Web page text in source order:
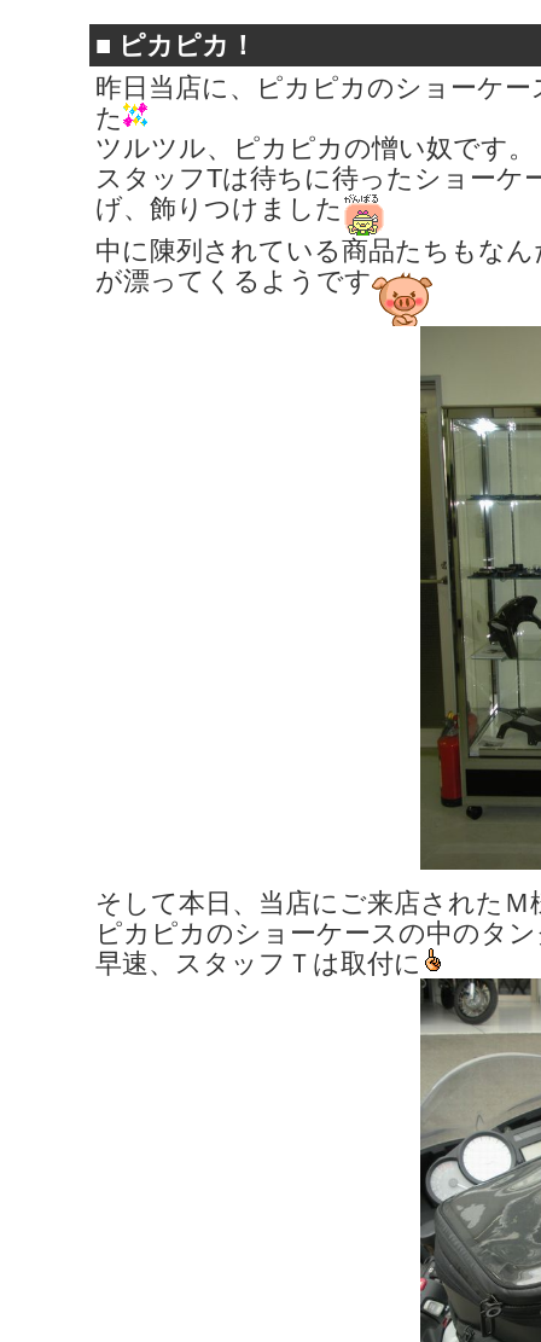
■ ピカピカ！
昨日当店に、ピカピカのショーケ
た
ツルツル、ピカピカの憎い奴です。
スタッフTは待ちに待ったショーケ
げ、飾りつけました
中に陳列されている商品たちもな
が漂ってくるようです
そして本日、当店にご来店されたＭ
ピカピカのショーケースの中のタ
早速、スタッフＴは取付に